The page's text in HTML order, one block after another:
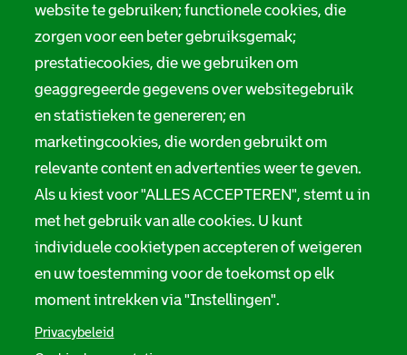
website te gebruiken; functionele cookies, die
zorgen voor een beter gebruiksgemak;
prestatiecookies, die we gebruiken om
geaggregeerde gegevens over websitegebruik
en statistieken te genereren; en
marketingcookies, die worden gebruikt om
relevante content en advertenties weer te geven.
Als u kiest voor "ALLES ACCEPTEREN", stemt u in
met het gebruik van alle cookies. U kunt
individuele cookietypen accepteren of weigeren
en uw toestemming voor de toekomst op elk
moment intrekken via "Instellingen".
Privacybeleid
Digitale toegankelijkheid
Servicenormen
Melding taalgebruik
Suggesties en opmerkingen
Hofdijk 651, 3032 CG Rotterdam
Postbus 71, 3000 AB Rotterdam
TEL: 010 267 55 55